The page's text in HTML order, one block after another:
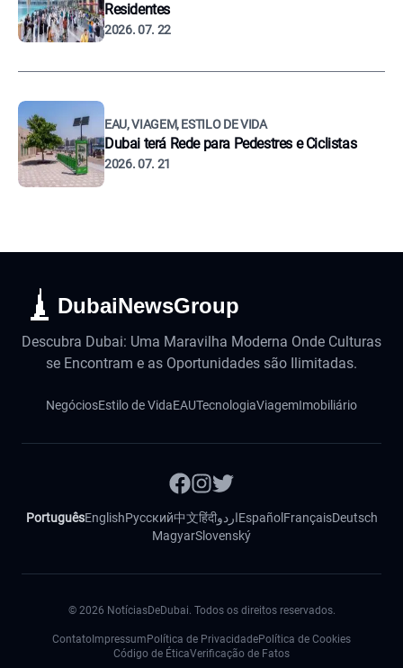
Residentes
2026. 07. 22
EAU, VIAGEM, ESTILO DE VIDA
Dubai terá Rede para Pedestres e Ciclistas
2026. 07. 21
DubaiNewsGroup
Descubra Dubai: Uma Maravilha Moderna Onde Culturas
se Encontram e as Oportunidades são Ilimitadas.
NegóciosEstilo de VidaEAUTecnologiaViagemImobiliário
PortuguêsEnglishРусский中文हिंदीاردوEspañol FrançaisDeutsch
MagyarSlovenský
© 2026 NotíciasDeDubai. Todos os direitos reservados.
Contato Impressum Política de PrivacidadePolítica de Cookies
Código de ÉticaVerificação de Fatos